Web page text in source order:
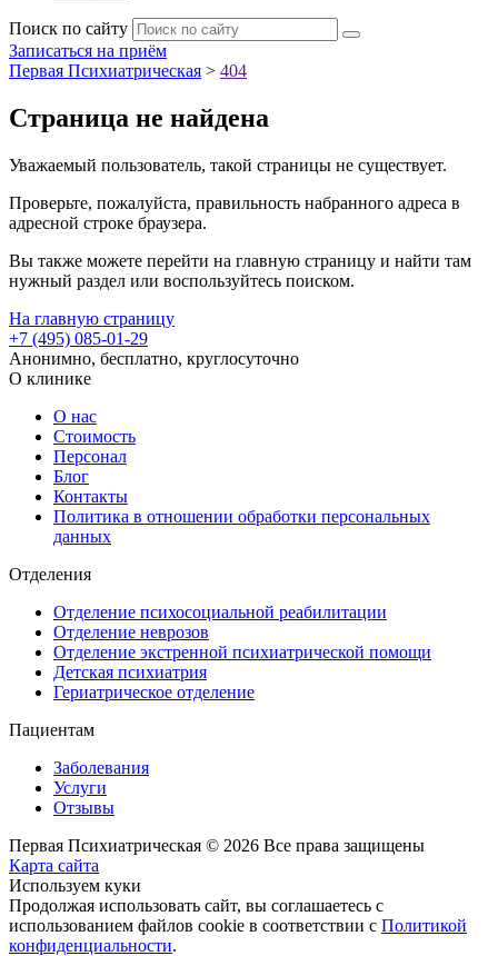
Поиск по сайту
Записаться на приём
Первая Психиатрическая > 404
Страница не найдена
Уважаемый пользователь, такой страницы не существует.
Проверьте, пожалуйста, правильность набранного адреса в
адресной строке браузера.
Вы также можете перейти на главную страницу и найти там
нужный раздел или воспользуйтесь поиском.
На главную страницу
+7 (495) 085-01-29
Анонимно, бесплатно, круглосуточно
О клинике
О нас
Стоимость
Персонал
Блог
Контакты
Политика в отношении обработки персональных
данных
Отделения
Отделение психосоциальной реабилитации
Отделение неврозов
Отделение экстренной психиатрической помощи
Детская психиатрия
Гериатрическое отделение
Пациентам
Заболевания
Услуги
Отзывы
Первая Психиатрическая © 2026 Все права защищены
Карта сайта
Используем куки
Продолжая использовать сайт, вы соглашаетесь с
использованием файлов cookie в соответствии с Политикой
конфиденциальности.